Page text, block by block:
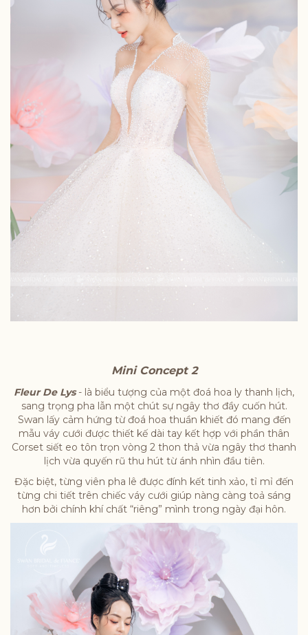
Mini Concept 2
Fleur De Lys- là biểu tượng của một đoá hoa ly thanh lịch,
sang trọng pha lẫn một chút sự ngây thơ đầy cuốn hút.
Swan lấy cảm hứng từ đoá hoa thuần khiết đó mang đến
mẫu váy cưới được thiết kế dài tay kết hợp với phần thân
Corset siết eo tôn trọn vòng 2 thon thả vừa ngây thơ thanh
lịch vừa quyến rũ thu hút từ ánh nhìn đầu tiên.
Đặc biệt, từng viên pha lê được đính kết tinh xảo, tỉ mỉ đến
từng chi tiết trên chiếc váy cưới giúp nàng càng toả sáng
hơn bởi chính khí chất “riêng” mình trong ngày đại hôn.